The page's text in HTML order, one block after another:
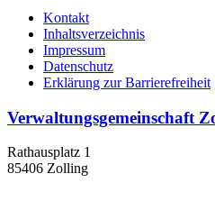
Kontakt
Inhaltsverzeichnis
Impressum
Datenschutz
Erklärung zur Barrierefreiheit
Verwaltungsgemeinschaft
Rathausplatz 1
85406 Zolling